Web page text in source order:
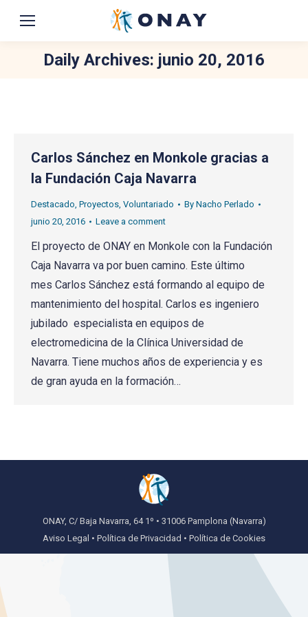
Daily Archives: junio 20, 2016
Carlos Sánchez en Monkole gracias a
la Fundación Caja Navarra
Destacado, Proyectos, Voluntariado By Nacho Perlado
junio 20, 2016
Leave a comment
El proyecto de ONAY en Monkole con la Fundación
Caja Navarra va por buen camino. Este último
mes Carlos Sánchez está formando al equipo de
mantenimiento del hospital. Carlos es ingeniero
jubilado especialista en equipos de
electromedicina de la Clínica Universidad de
Navarra. Tiene muchos años de experiencia y es
de gran ayuda en la formación…
ONAY, C/ Baja Navarra, 64 1º • 31006 Pamplona (Navarra)
Aviso Legal • Política de Privacidad • Política de Cookies